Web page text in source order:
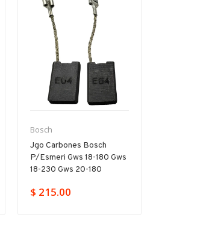
Bosch
Jgo Carbones Bosch
P/esmeri Gws 18-180 Gws
18-230 Gws 20-180
$ 215.00